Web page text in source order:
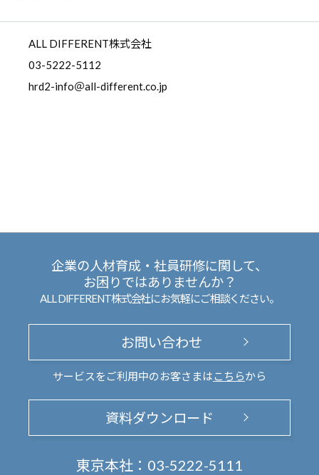
ALL DIFFERENT株式会社
03-5222-5112
hrd2-info＠all-different.co.jp
企業の人材育成・社員研修に関して、
お困りではありませんか？
ALL DIFFERENT株式会社にお気軽にご相談ください。
お問い合わせ
サービスをご利用中のお客さまは こちらから
資料ダウンロード
東京本社： 03-5222-5111